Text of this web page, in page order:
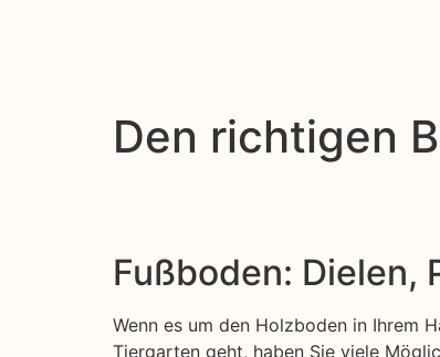
Den richtigen
Fußboden: Dielen,
Wenn es um den Holzboden in Ihrem
Tiergarten geht, haben Sie viele